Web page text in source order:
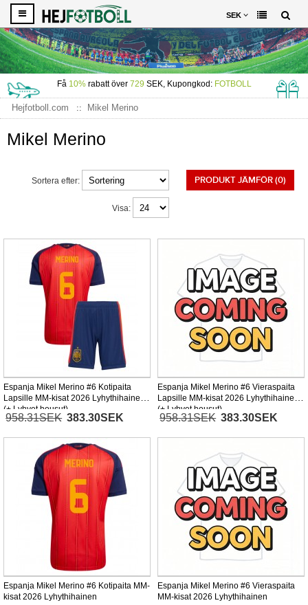
SEK
Få 10%rabatt över 729 SEK, Kupongkod: FOTBOLL
Hejfotboll.com Mikel Merino
Mikel Merino
PRODUKT JÄMFÖR (0)
Sortera efter:
Visa:
Espanja Mikel Merino #6 Kotipaita
Lapsille MM-kisat 2026 Lyhythihainen
(+ Lyhyet housut)
958.31SEK 383.30SEK
Espanja Mikel Merino #6 Vieraspaita
Lapsille MM-kisat 2026 Lyhythihainen
(+ Lyhyet housut)
958.31SEK 383.30SEK
Espanja Mikel Merino #6 Kotipaita MM-
kisat 2026 Lyhythihainen
Espanja Mikel Merino #6 Vieraspaita
MM-kisat 2026 Lyhythihainen